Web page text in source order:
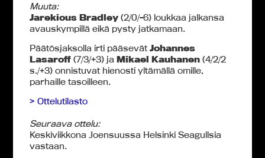
Muuta:
Jarekious Bradley (2/0/-6) loukkaa jalkansa
avauskympillä eikä pysty jatkamaan.
Päätösjaksolla irti pääsevätJohannes
Lasaroff (7/3/+3) jaMikael Kauhanen (4/2/2
s./+3) onnistuvat hienosti yltämällä omille,
parhaille tasoilleen.
> Ottelutilasto
Seuraava ottelu:
Keskiviikkona Joensuussa Helsinki Seagullsia
vastaan.